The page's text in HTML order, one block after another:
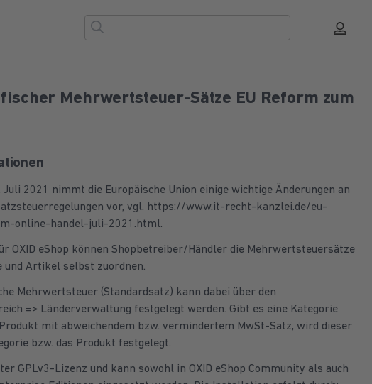
Mehrwertsteuer-Sätze EU Reform zum
Juli 2021 nimmt die Europäische Union einige wichtige Änderungen an
vor, vgl. https://www.it-recht-kanzlei.de/eu-
online-handel-juli-2021.html.
OXID eShop können Shopbetreiber/Händler die Mehrwertsteuersätze
und Artikel selbst zuordnen.
Mehrwertsteuer (Standardsatz) kann dabei über den
=> Länderverwaltung festgelegt werden. Gibt es eine Kategorie
mit abweichendem bzw. vermindertem MwSt-Satz, wird dieser
bzw. das Produkt festgelegt.
GPLv3-Lizenz und kann sowohl in OXID eShop Community als auch